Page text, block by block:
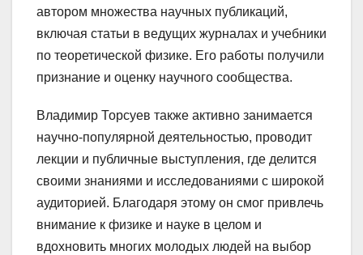
автором множества научных публикаций,
включая статьи в ведущих журналах и учебники
по теоретической физике. Его работы получили
признание и оценку научного сообщества.
Владимир Торсуев также активно занимается
научно-популярной деятельностью, проводит
лекции и публичные выступления, где делится
своими знаниями и исследованиями с широкой
аудиторией. Благодаря этому он смог привлечь
внимание к физике и науке в целом и
вдохновить многих молодых людей на выбор